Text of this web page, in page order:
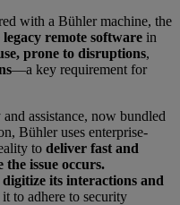
with a Bühler machine, the
legacy remote software in
prone to disruptions,
—a key requirement for
assistance, now bundled
Bühler uses enterprise-
to deliver fast and
issue occurs.
its interactions and
to adhere to security